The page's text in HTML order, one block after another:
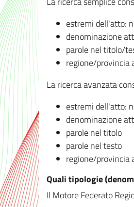
estremi dell'atto:
denominazione
parole nel titolo/
regione/provincia
La ricerca avanzata
estremi dell'atto:
denominazione
parole nel titolo
parole nel testo
regione/provincia
Quali tipologie
Il Motore Federato